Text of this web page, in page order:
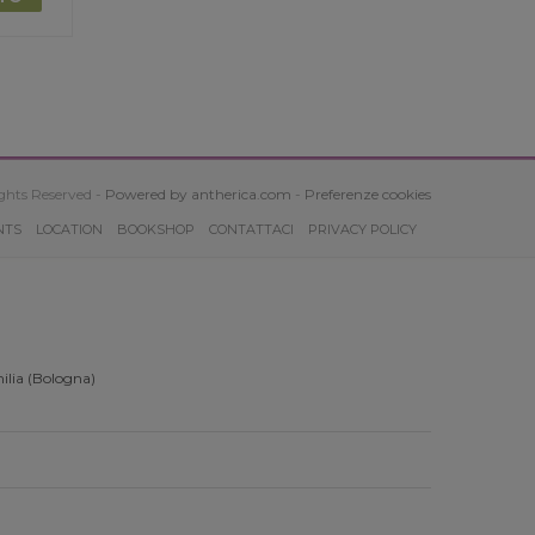
Reserved - Powered by antherica.com - Preferenze cookies
LOCATION BOOKSHOP CONTATTACI PRIVACY POLICY
(Bologna)